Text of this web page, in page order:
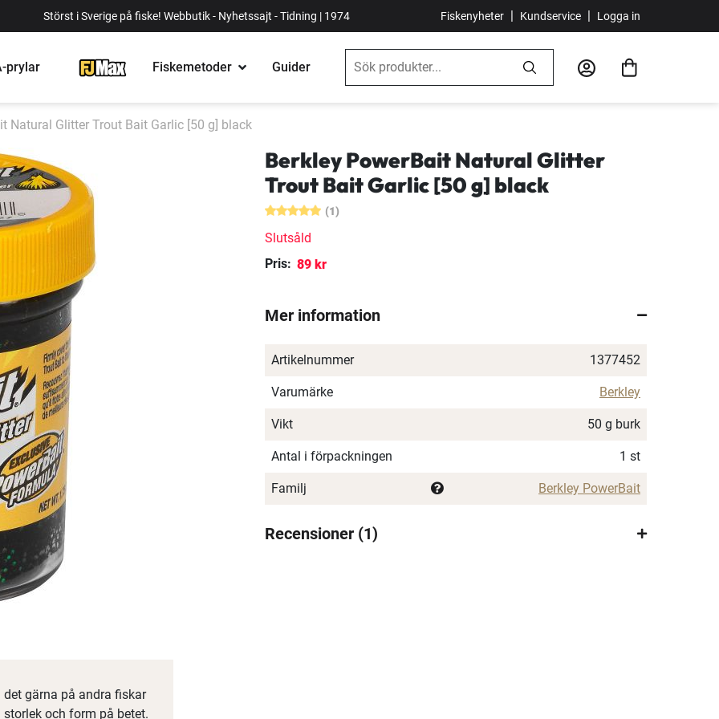
Störst i Sverige på fiske! Webbutik - Nyhetssajt - Tidning | 1974 Fiskenyheter | Kundservice | Logga in
prylar Fiskemetoder Guider
Natural Glitter Trout Bait Garlic [50 g] black
gärna på andra fiskar
och form på betet.
Berkley PowerBait Natural Glitter
Trout Bait Garlic [50 g] black
(1)
Slutsåld
Pris: 89 kr
Mer information
Artikelnummer 1377452
Varumärke Berkley
Vikt 50 g burk
Antal i förpackningen 1 st
Familj Berkley PowerBait
Recensioner 1